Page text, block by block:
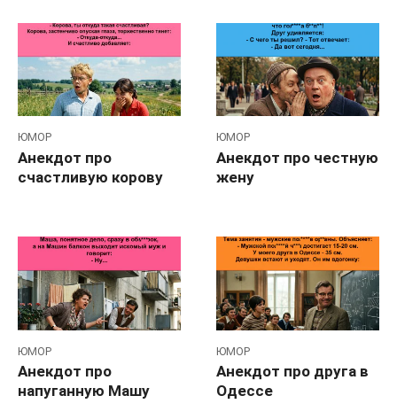
ЮМОР
Анекдот про
счастливую корову
ЮМОР
Анекдот про честную
жену
ЮМОР
Анекдот про
напуганную Машу
ЮМОР
Анекдот про друга в
Одессе